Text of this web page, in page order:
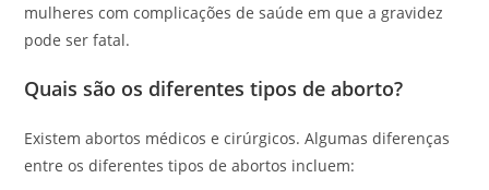
mulheres com complicações de saúde em que a gravidez
pode ser fatal.
Quais são os diferentes tipos de aborto?
Existem abortos médicos e cirúrgicos. Algumas diferenças
entre os diferentes tipos de abortos incluem: